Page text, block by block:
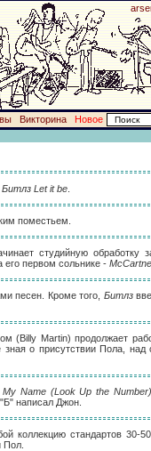
Викторина
Новое
Битлз Let it be.
поместьем.
студийную обработку
первом сольнике -
песен. Кроме того, Битлз
(Billy Martin) продолжает
о присутствии Пола, над
Name (Look Up the Number)
написал Джон.
коллекцию стандартов 30-50
Пол.